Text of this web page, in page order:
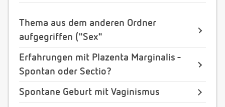
Thema aus dem anderen Ordner
aufgegriffen ("Sex"
Erfahrungen mit Plazenta Marginalis -
Spontan oder Sectio?
Spontane Geburt mit Vaginismus